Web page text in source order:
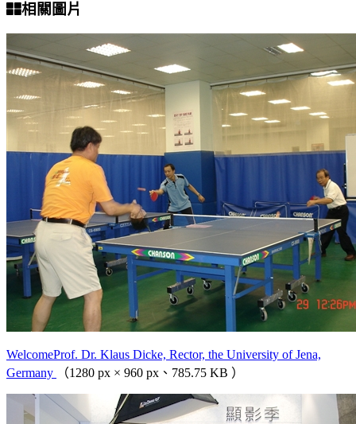
相關圖片
WelcomeProf. Dr. Klaus Dicke, Rector, the University of Jena,
Germany
（1280 px × 960 px、785.75 KB ）